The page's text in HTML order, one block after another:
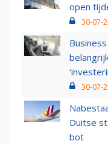
open
30-07-
30-07-
Duitse
bot